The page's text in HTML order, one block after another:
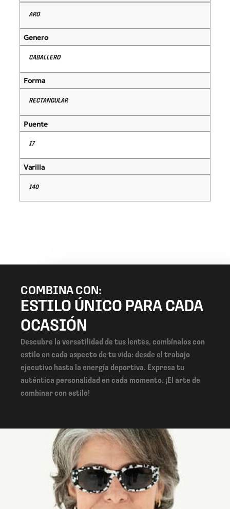
ARO
Genero
CABALLERO
Forma
RECTANGULAR
Puente
17
Varilla
140
COMBINA CON:
ESTILO ÚNICO PARA CADA
OCASIÓN
Descubre la versatilidad de tus lentes, combínalos con
estilo en cada aspecto de tu vida: desde el trabajo
ejecutivo hasta la energía deportiva. Expresa tu
auténtica personalidad en cada momento. ¡El arte de
combinar con estilo!